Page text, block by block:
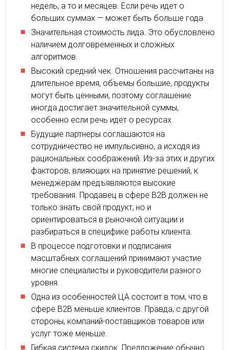
недель, а то и месяцев. Если речь идет о
больших суммах — может быть больше года.
Значительная стоимость лида. Это обусловлено
наличием долговременных и сложных
алгоритмов.
Высокий средний чек. Отношения рассчитаны на
длительное время, объемы большие, продукты
могут быть ценными, поэтому соглашение
иногда достигает значительной суммы,
особенно если речь идет о ресурсах.
Будущие партнеры соглашаются на
сотрудничество не импульсивно, а исходя из
рациональных соображений. Из-за этих и других
факторов, влияющих на принятие решений, к
менеджерам предъявляются высокие
требования. Продавец в сфере В2В должен не
только знать свой продукт, но и
ориентироваться в рыночной ситуации и
разбираться в специфике работы клиента.
В процессе подготовки и подписания
масштабных соглашений принимают участие
многие специалисты и руководители разного
уровня.
Одна из особенностей ЦА состоит в том, что в
сфере В2В меньше клиентов. Правда, с другой
стороны, компаний-поставщиков товаров или
услуг тоже меньше.
Гибкая система скидок. Предложение обычно